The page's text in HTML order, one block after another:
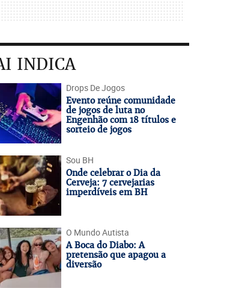
INDICA
Drops De Jogos
Evento reúne comunidade
de jogos de luta no
Engenhão com 18 títulos e
sorteio de jogos
Sou BH
Onde celebrar o Dia da
Cerveja: 7 cervejarias
imperdíveis em BH
O Mundo Autista
A Boca do Diabo: A
pretensão que apagou a
diversão